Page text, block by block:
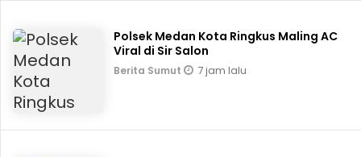
Polsek Medan Kota Ringkus Maling AC
Viral di Sir Salon
Berita Sumut 7 jam lalu